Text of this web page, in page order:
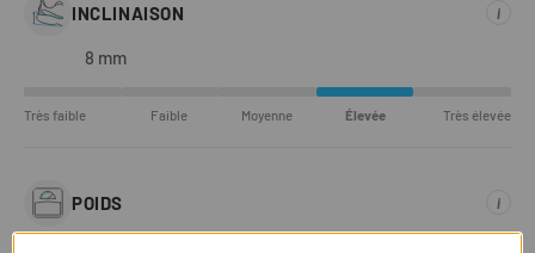
INCLINAISON i
8 mm
Très faible Faible Moyenne Élevée Très élevée
POIDS i